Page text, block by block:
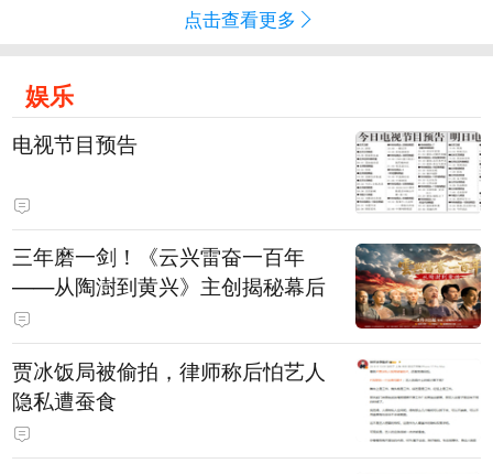
点击查看更多
娱乐
电视节目预告
三年磨一剑！《云兴雷奋一百年
——从陶澍到黄兴》主创揭秘幕后
贾冰饭局被偷拍，律师称后怕艺人
隐私遭蚕食